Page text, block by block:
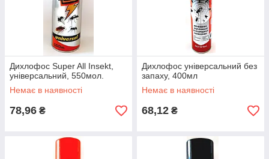
Дихлофос Super All Insekt,
універсальний, 550мол.
Немає в наявності
78,96 ₴
Дихлофос універсальний без
запаху, 400мл
Немає в наявності
68,12 ₴